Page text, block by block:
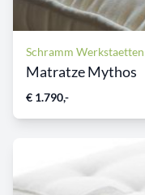
Schramm Werkstaetten
Matratze Mythos
€ 1.790,-